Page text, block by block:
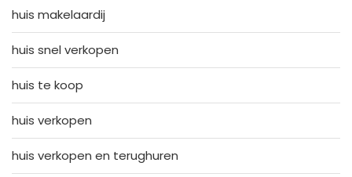
huis makelaardij
huis snel verkopen
huis te koop
huis verkopen
huis verkopen en terughuren